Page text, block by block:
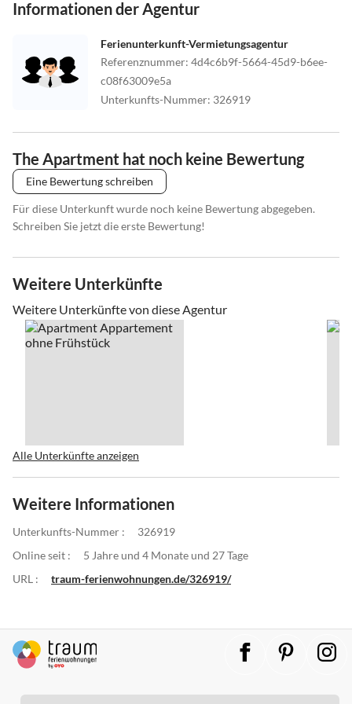
Navi Adresse: Salzburgerstrasse 777 (Krankenhaus-Schladming /
ist unser Büro in einem kleinen Holzhaus)
(Bürokoordinaten: +47° 23' 28.26", +13° 40' 40.50")
Wir wünschen ihnen jetzt schon einen schönen Urlaub und freuen
uns Sie bei uns in
Schladming begrüßen zu dürfen!
Bei Fragen oder Wünschen, stehen wir Ihnen gerne zur Verfügung!
Maistatt 724 - neben Planai West
8970 Schladming
Informationen der Agentur
Ferienunterkunft-Vermietungsagentur
Referenznummer: 4d4c6b9f-5664-45d9-b6ee-
c08f63009e5a
Unterkunfts-Nummer: 326919
The Apartment hat noch keine Bewertung
Eine Bewertung schreiben
Für diese Unterkunft wurde noch keine Bewertung abgegeben.
Schreiben Sie jetzt die erste Bewertung!
Weitere Unterkünfte
Weitere Unterkünfte von diese Agentur
Alle Unterkünfte anzeigen
Weitere Informationen
Unterkunfts-Nummer :
326919
Online seit :
5 Jahre und 4 Monate und 27 Tage
URL :
traum-ferienwohnungen.de/326919/